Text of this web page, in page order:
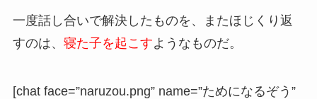
一度話し合いで解決したものを、またほじくり返
すのは、 寝た子を起こすようなものだ。
[chat face=”naruzou.png” name=”ためになるぞう”